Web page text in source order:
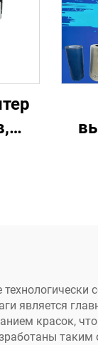
является
красок,
таким